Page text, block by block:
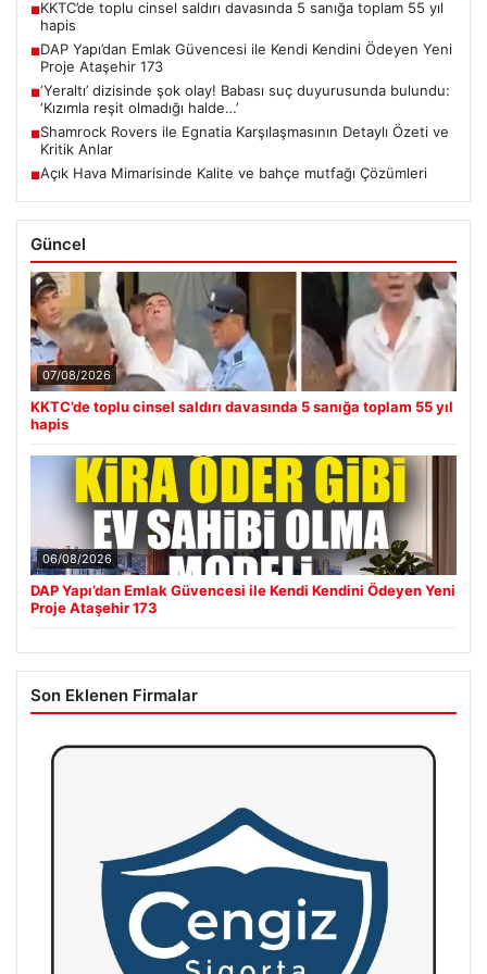
■KKTC’de toplu cinsel saldırı davasında 5 sanığa toplam 55 yıl
hapis
■DAP Yapı’dan Emlak Güvencesi ile Kendi Kendini Ödeyen Yeni
Proje Ataşehir 173
■‘Yeraltı’ dizisinde şok olay! Babası suç duyurusunda bulundu:
‘Kızımla reşit olmadığı halde…’
■Shamrock Rovers ile Egnatia Karşılaşmasının Detaylı Özeti ve
Kritik Anlar
■Açık Hava Mimarisinde Kalite ve bahçe mutfağı Çözümleri
Güncel
07/08/2026
KKTC’de toplu cinsel saldırı davasında 5 sanığa toplam 55 yıl
hapis
06/08/2026
DAP Yapı’dan Emlak Güvencesi ile Kendi Kendini Ödeyen Yeni
Proje Ataşehir 173
Son Eklenen Firmalar